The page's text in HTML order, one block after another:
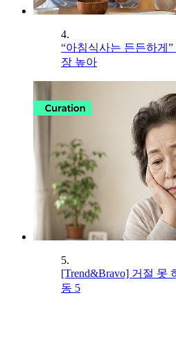
4.
“아침식사는 든든하게
장 높아
5.
[Trend&Bravo] 거절 못
동 5